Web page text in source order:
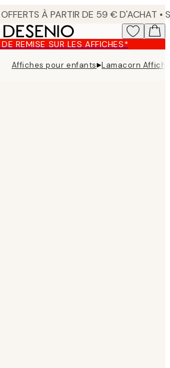
REMISE SUR LES AFFICHES*
Affiches pour enfants▸Lamacorn